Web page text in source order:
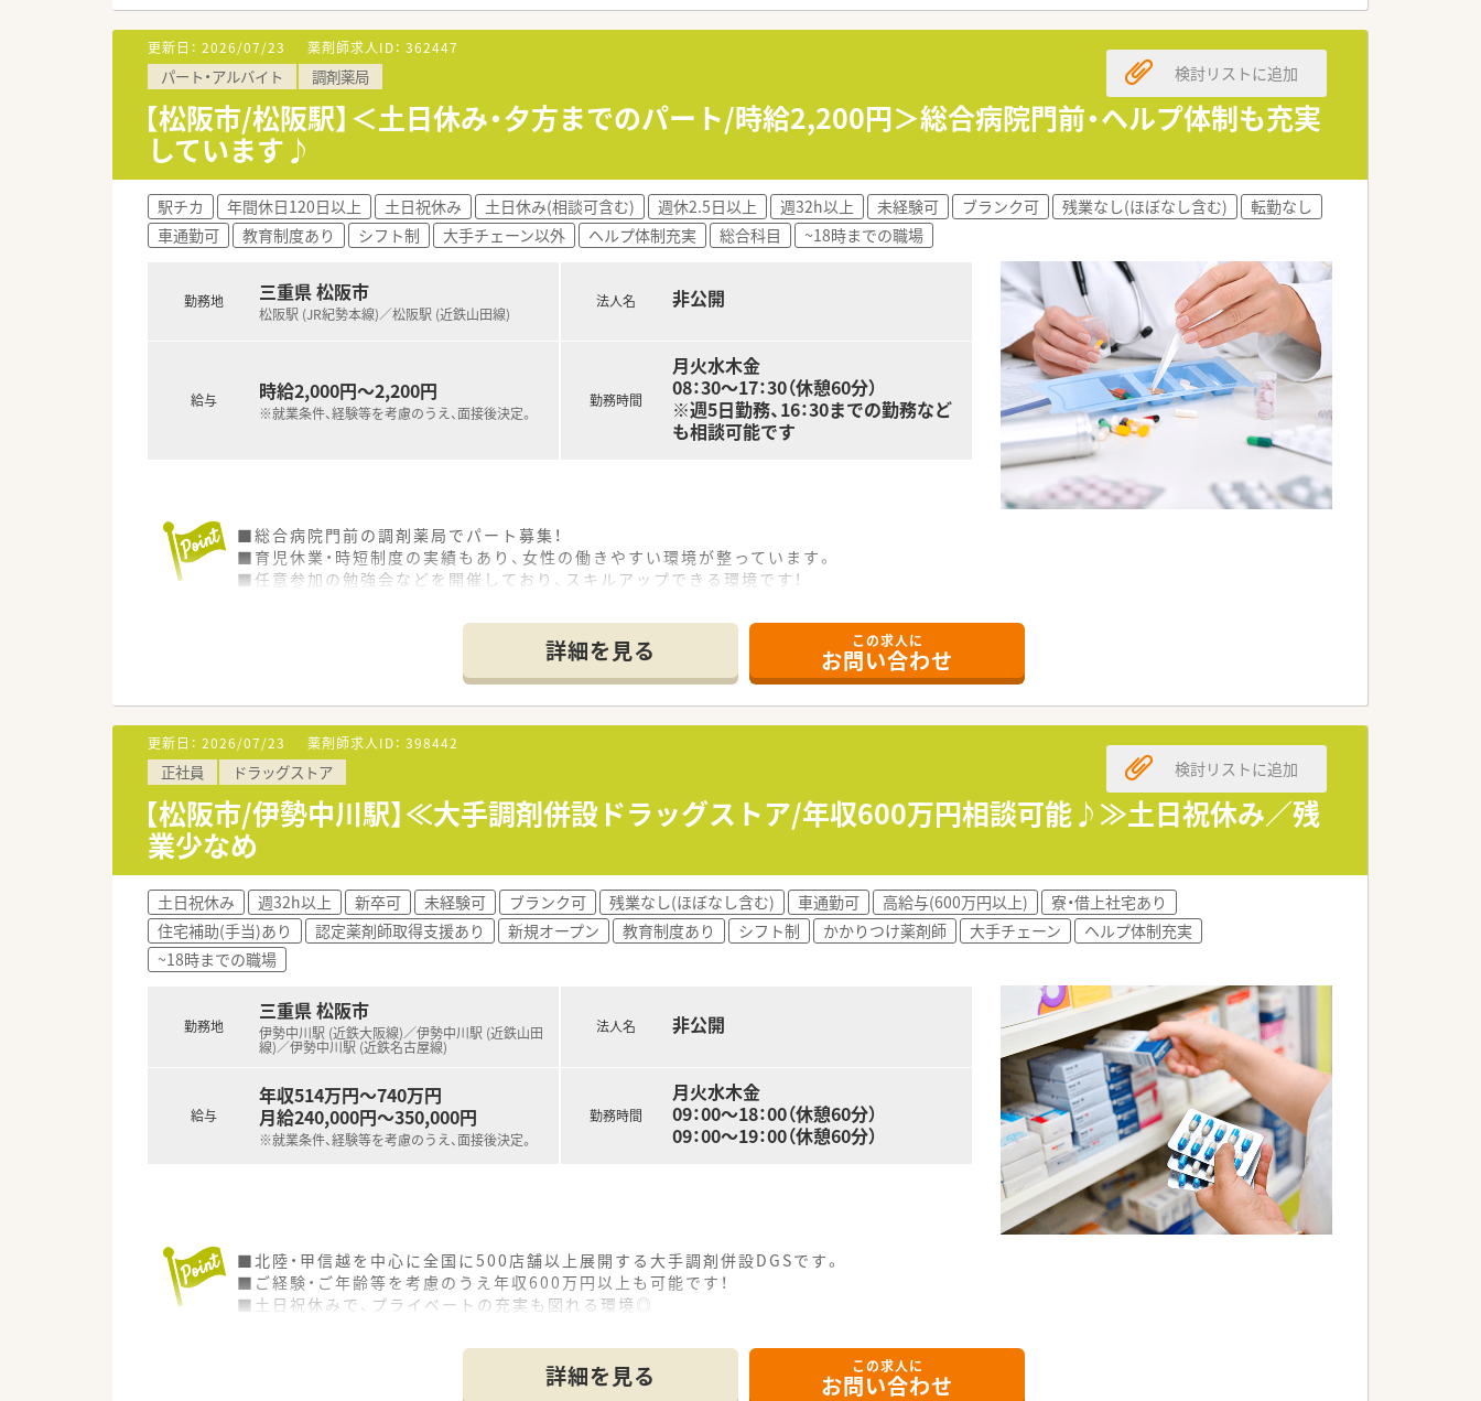
■患者様一人ひとりと真摯に向き合う、地域に根差した薬局づくりを理念としています。
【こんな方にオススメ】
■整形外科という特定の専門分野で、ご自身のスキルと知識を深めていきたい方に最適です。
■アットホームな雰囲気の地域密着型薬局で、患者様と丁寧な関係を築きたい方に向いています。
■年間休日が多く残業が少ない環境で、プライベートも充実させたいと考えている方に推奨します。
更新日： 2026/07/23 薬剤師求人ID： 362447
パート・アルバイト 調剤薬局
【松阪市/松阪駅】＜土日休み・夕方までのパート/時給2,200円＞総合病院門前・ヘルプ体制も充実
しています♪
検討リストに追加
駅チカ 年間休日120日以上 土日祝休み 土日休み(相談可含む) 週休2.5日以上 週32h以上 未経験可 ブランク可 残業なし(ほぼなし含む)
転勤なし
車通勤可
教育制度あり シフト制 大手チェーン以外 ヘルプ体制充実 総合科目 ~18時までの職場
勤務地 三重県 松阪市
松阪駅 (JR紀勢本線)／松阪駅 (近鉄山田線)
給与 時給2,000円～2,200円
※就業条件、経験等を考慮のうえ、面接後決定。
法人名 非公開
勤務時間
月火水木金
08：30～17：30（休憩60分）
※週5日勤務、16：30までの勤務など
も相談可能です
■総合病院門前の調剤薬局でパート募集！
■育児休業・時短制度の実績もあり、女性の働きやすい環境が整っています。
■任意参加の勉強会などを開催しており、スキルアップできる環境です！
■～16：30までの勤務も相談可能です。
詳細を見る この求人に
お問い合わせ
更新日： 2026/07/23 薬剤師求人ID： 398442
正社員 ドラッグストア
【松阪市/伊勢中川駅】≪大手調剤併設ドラッグストア/年収600万円相談可能♪≫土日祝休み／残
業少なめ
検討リストに追加
土日祝休み 週32h以上 新卒可 未経験可 ブランク可 残業なし(ほぼなし含む) 車通勤可 高給与(600万円以上)
寮・借上社宅あり
住宅補助(手当)あり
認定薬剤師取得支援あり 新規オープン 教育制度あり シフト制 かかりつけ薬剤師 大手チェーン
ヘルプ体制充実
~18時までの職場
勤務地
三重県 松阪市
伊勢中川駅 (近鉄大阪線)／伊勢中川駅 (近鉄山田
線)／伊勢中川駅 (近鉄名古屋線)
給与
年収514万円～740万円
月給240,000円～350,000円
※就業条件、経験等を考慮のうえ、面接後決定。
法人名 非公開
勤務時間
月火水木金
09：00～18：00（休憩60分）
09：00～19：00（休憩60分）
■北陸・甲信越を中心に全国に500店舗以上展開する大手調剤併設DGSです。
■ご経験・ご年齢等を考慮のうえ年収600万円以上も可能です！
■土日祝休みで、プライベートの充実も図れる環境◎
■未経験・ブランクのある方も歓迎♪
■弊社からの紹介実績も多数ございます♪詳細を見る この求人に
お問い合わせ